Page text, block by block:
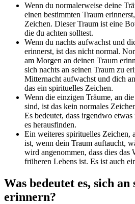
Wenn du normalerweise deine
einen bestimmten Traum
Zeichen. Dieser Traum ist eine
die du achten solltest.
Wenn du nachts aufwachst und
erinnerst, ist das nicht normal.
am Morgen an deinen Traum
sich nachts an seinen Traum zu
Mitternacht aufwachst und dich
das ein spirituelles Zeichen.
Wenn die einzigen Träume, an
sind, ist das kein normales
Es bedeutet, dass irgendwo
es herausfinden.
Ein weiteres spirituelles Zeichen,
ist, wenn dein Traum auftaucht,
wird angenommen, dass dies das
früheren Lebens ist. Es ist auch
Was bedeutet es, sich
erinnern?